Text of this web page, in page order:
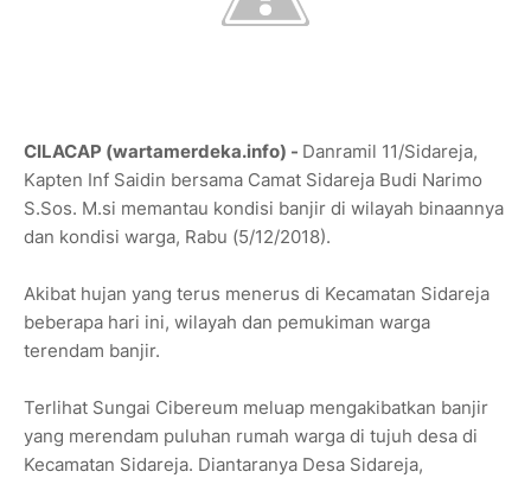
CILACAP (wartamerdeka.info) - Danramil 11/Sidareja,
Kapten Inf Saidin bersama Camat Sidareja Budi Narimo
S.Sos. M.si memantau kondisi banjir di wilayah binaannya
dan kondisi warga, Rabu (5/12/2018).
Akibat hujan yang terus menerus di Kecamatan Sidareja
beberapa hari ini, wilayah dan pemukiman warga
terendam banjir.
Terlihat Sungai Cibereum meluap mengakibatkan banjir
yang merendam puluhan rumah warga di tujuh desa di
Kecamatan Sidareja. Diantaranya Desa Sidareja,